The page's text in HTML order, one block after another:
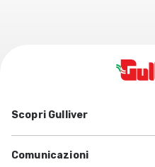
Scopri Gulliver
Comunicazioni